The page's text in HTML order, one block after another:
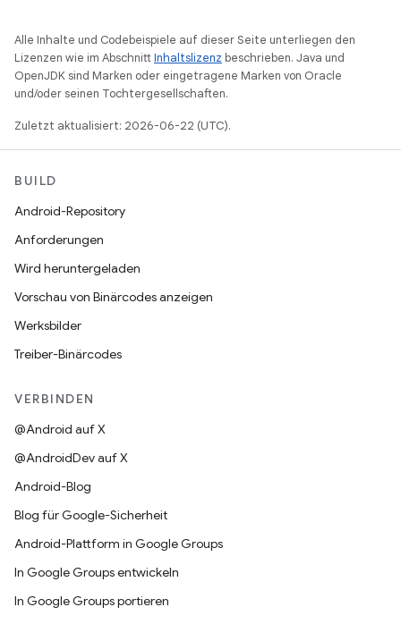
Alle Inhalte und Codebeispiele auf dieser Seite unterliegen den
Lizenzen wie im AbschnittInhaltslizenz beschrieben. Java und
OpenJDK sind Marken oder eingetragene Marken von Oracle
und/oder seinen Tochtergesellschaften.
Zuletzt aktualisiert: 2026-06-22 (UTC).
BUILD
Android-Repository
Anforderungen
Wird heruntergeladen
Vorschau von Binärcodes anzeigen
Werksbilder
Treiber-Binärcodes
VERBINDEN
@Android auf X
@AndroidDev auf X
Android-Blog
Blog für Google-Sicherheit
Android-Plattform in Google Groups
In Google Groups entwickeln
In Google Groups portieren